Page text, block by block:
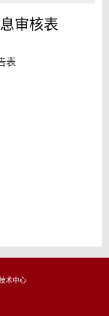
审核表
表
术中心